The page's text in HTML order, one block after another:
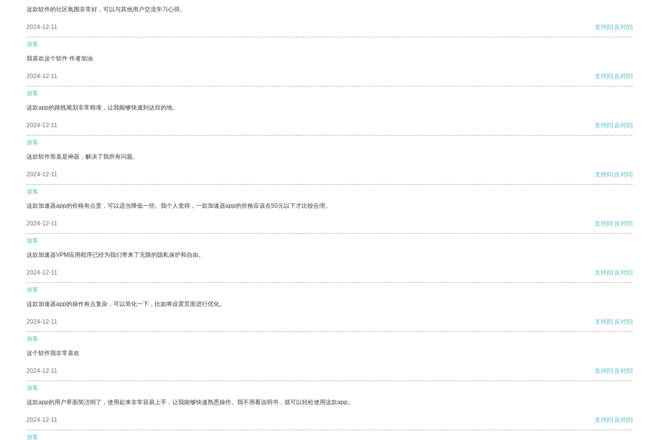
这款软件的社区氛围非常好，可以与其他用户交流学习心得。
2024-12-11 支持[0] 反对[0]
游客
我喜欢这个软件 作者加油
2024-12-11 支持[0] 反对[0]
游客
这款app的路线规划非常精准，让我能够快速到达目的地。
2024-12-11 支持[0] 反对[0]
游客
这款软件简直是神器，解决了我所有问题。
2024-12-11 支持[0] 反对[0]
游客
这款加速器app的价格有点贵，可以适当降低一些。我个人觉得，一款加速器app的价格应该在50元以下才比较合理。
2024-12-11 支持[0] 反对[0]
游客
这款加速器VPM应用程序已经为我们带来了无限的隐私保护和自由。
2024-12-11 支持[0] 反对[0]
游客
这款加速器app的操作有点复杂，可以简化一下，比如将设置页面进行优化。
2024-12-11 支持[0] 反对[0]
游客
这个软件我非常喜欢
2024-12-11 支持[0] 反对[0]
游客
这款app的用户界面简洁明了，使用起来非常容易上手，让我能够快速熟悉操作。我不用看说明书，就可以轻松使用这款app。
2024-12-11 支持[0] 反对[0]
游客